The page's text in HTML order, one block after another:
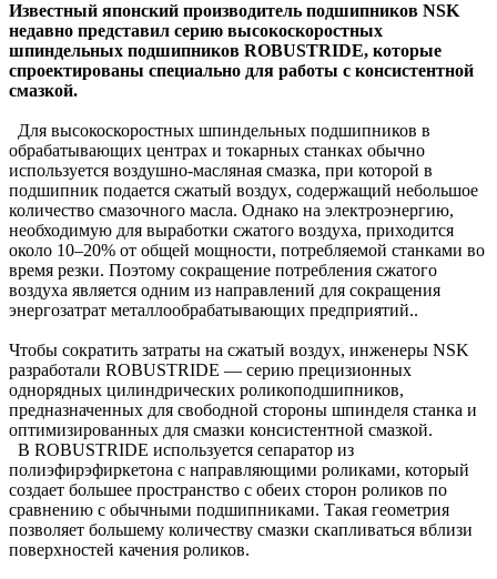
Известный японский производитель подшипников NSK
недавно представил серию высокоскоростных
шпиндельных подшипников ROBUSTRIDE, которые
спроектированы специально для работы с консистентной
смазкой.
Для высокоскоростных шпиндельных подшипников в
обрабатывающих центрах и токарных станках обычно
используется воздушно-масляная смазка, при которой в
подшипник подается сжатый воздух, содержащий небольшое
количество смазочного масла. Однако на электроэнергию,
необходимую для выработки сжатого воздуха, приходится
около 10–20% от общей мощности, потребляемой станками во
время резки. Поэтому сокращение потребления сжатого
воздуха является одним из направлений для сокращения
энергозатрат металлообрабатывающих предприятий..
Чтобы сократить затраты на сжатый воздух, инженеры NSK
разработали ROBUSTRIDE — серию прецизионных
однорядных цилиндрических роликоподшипников,
предназначенных для свободной стороны шпинделя станка и
оптимизированных для смазки консистентной смазкой.
В ROBUSTRIDE используется сепаратор из
полиэфирэфиркетона с направляющими роликами, который
создает большее пространство с обеих сторон роликов по
сравнению с обычными подшипниками. Такая геометрия
позволяет большему количеству смазки скапливаться вблизи
поверхностей качения роликов.